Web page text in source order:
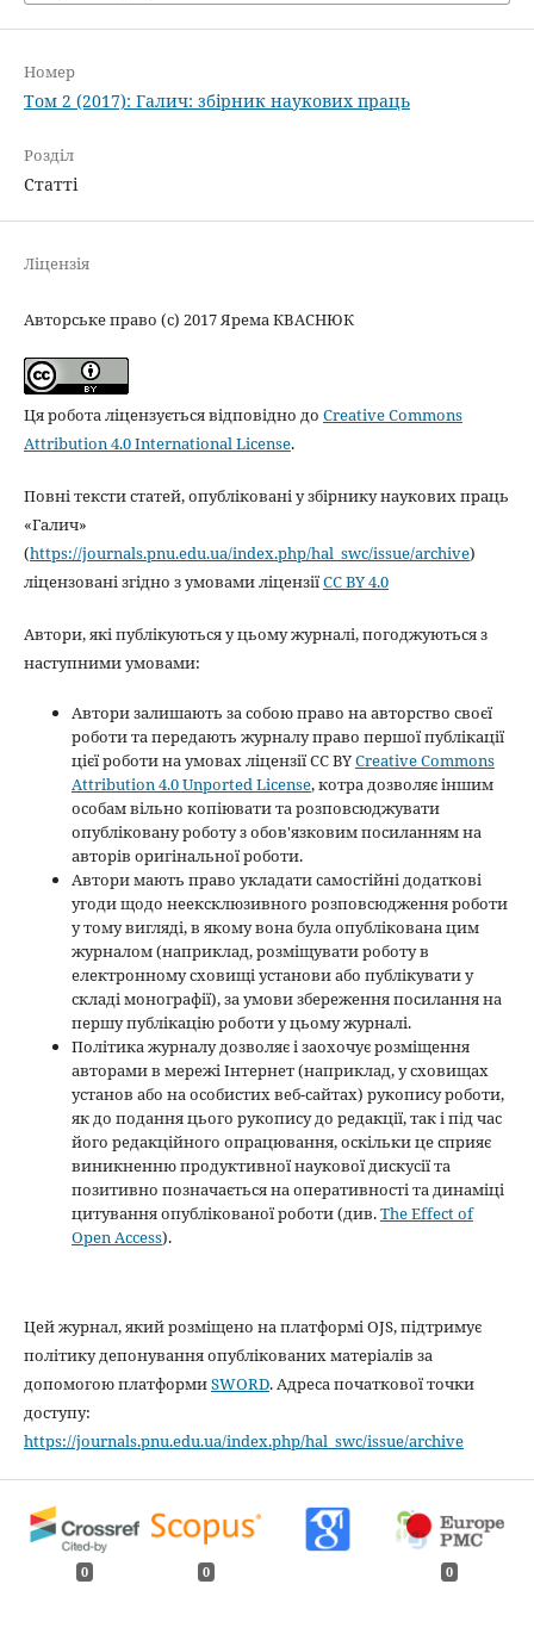
Номер
Том 2 (2017): Галич: збірник наукових праць
Розділ
Статті
Ліцензія
Авторське право (c) 2017 Ярема КВАСНЮК
Ця робота ліцензується відповідно до Creative Commons
Attribution 4.0 International License.
Повні тексти статей, опубліковані у збірнику наукових праць
«Галич»
(https://journals.pnu.edu.ua/index.php/hal_swc/issue/archive)
ліцензовані згідно з умовами ліцензіїCC BY 4.0
Автори, які публікуються у цьому журналі, погоджуються з
наступними умовами:
Автори залишають за собою право на авторство своєї
роботи та передають журналу право першої публікації
цієї роботи на умовах ліцензії CC BYCreative Commons
Attribution 4.0 Unported License, котра дозволяє іншим
особам вільно копіювати та розповсюджувати
опубліковану роботу з обов'язковим посиланням на
авторів оригінальної роботи.
Автори мають право укладати самостійні додаткові
угоди щодо неексклюзивного розповсюдження роботи
у тому вигляді, в якому вона була опублікована цим
журналом (наприклад, розміщувати роботу в
електронному сховищі установи або публікувати у
складі монографії), за умови збереження посилання на
першу публікацію роботи у цьому журналі.
Політика журналу дозволяє і заохочує розміщення
авторами в мережі Інтернет (наприклад, у сховищах
установ або на особистих веб-сайтах) рукопису роботи,
як до подання цього рукопису до редакції, так і під час
його редакційного опрацювання, оскільки це сприяє
виникненню продуктивної наукової дискусії та
позитивно позначається на оперативності та динаміці
цитування опублікованої роботи (див.The Effect of
Open Access).
Цей журнал, який розміщено на платформі OJS, підтримує
політику депонування опублікованих матеріалів за
допомогою платформиSWORD. Адреса початкової точки
доступу:
https://journals.pnu.edu.ua/index.php/hal_swc/issue/archive
0 0 0